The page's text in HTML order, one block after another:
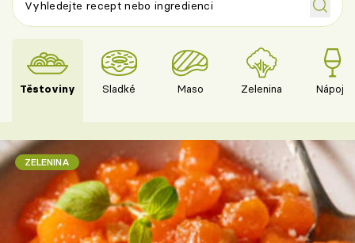
Těstoviny Sladké Maso Zelenina Nápoje
ZELENINA